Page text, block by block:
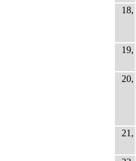
18,
19,
20,
21,